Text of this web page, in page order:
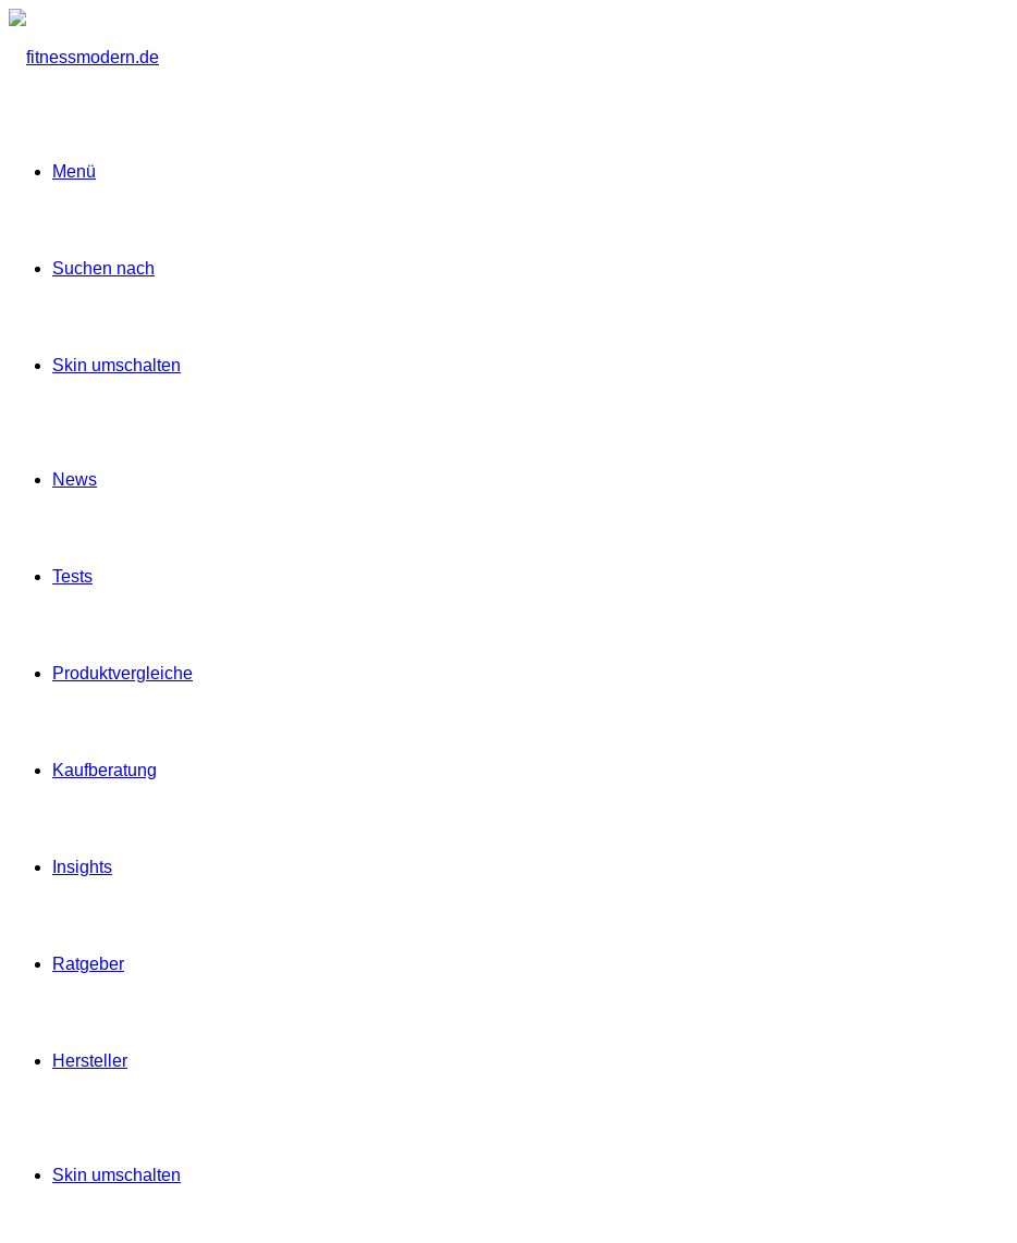
Menü
Suchen nach
Skin umschalten
News
Tests
Produktvergleiche
Kaufberatung
Insights
Ratgeber
Hersteller
Skin umschalten